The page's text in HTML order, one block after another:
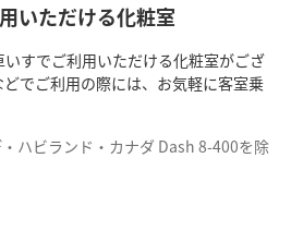
いただける化粧室
すでご利用いただける化粧室がござ
でご利用の際には、お気軽に客室乗
ハビランド・カナダ Dash 8-400を除